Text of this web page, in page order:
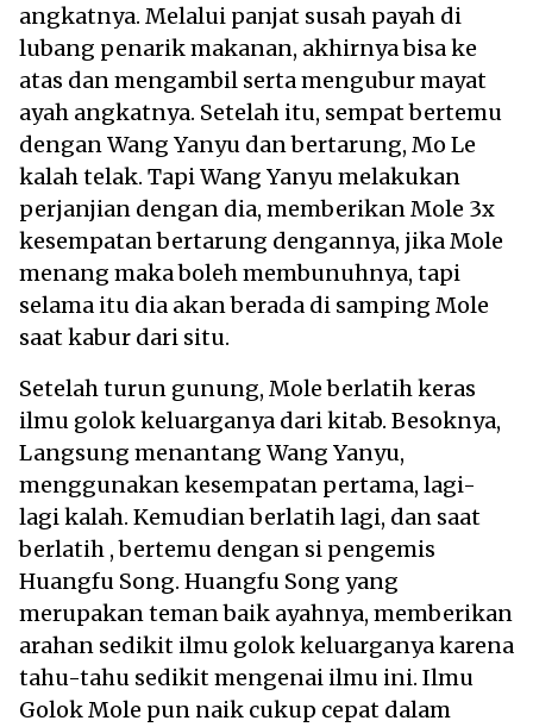
angkatnya. Melalui panjat susah payah di
lubang penarik makanan, akhirnya bisa ke
atas dan mengambil serta mengubur mayat
ayah angkatnya. Setelah itu, sempat bertemu
dengan Wang Yanyu dan bertarung, Mo Le
kalah telak. Tapi Wang Yanyu melakukan
perjanjian dengan dia, memberikan Mole 3x
kesempatan bertarung dengannya, jika Mole
menang maka boleh membunuhnya, tapi
selama itu dia akan berada di samping Mole
saat kabur dari situ.
Setelah turun gunung, Mole berlatih keras
ilmu golok keluarganya dari kitab. Besoknya,
Langsung menantang Wang Yanyu,
menggunakan kesempatan pertama, lagi-
lagi kalah. Kemudian berlatih lagi, dan saat
berlatih , bertemu dengan si pengemis
Huangfu Song. Huangfu Song yang
merupakan teman baik ayahnya, memberikan
arahan sedikit ilmu golok keluarganya karena
tahu-tahu sedikit mengenai ilmu ini. Ilmu
Golok Mole pun naik cukup cepat dalam